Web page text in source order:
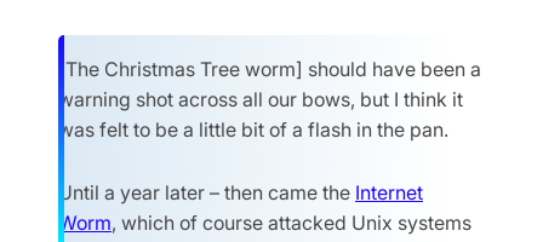
[The Christmas Tree worm] should have been a
warning shot across all our bows, but I think it
was felt to be a little bit of a flash in the pan.
Until a year later – then came the Internet
Worm, which of course attacked Unix systems